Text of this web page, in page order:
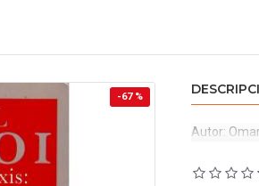
-67 %
Autor: